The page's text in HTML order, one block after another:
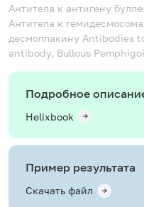
Антитела к антигену
Антитела к
десмоплакину Antibodies
antibody, Bullous
Подробное
Helixbook
Пример результата
Скачать файл